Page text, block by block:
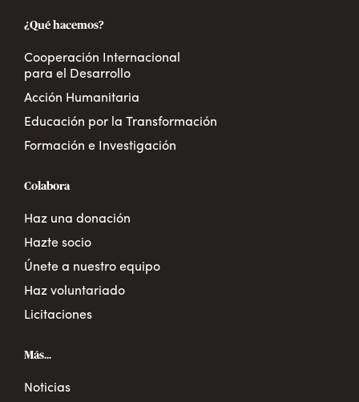
¿Qué hacemos?
Cooperación Internacional
para el Desarrollo
Acción Humanitaria
Educación por la Transformación
Formación e Investigación
Colabora
Haz una donación
Hazte socio
Únete a nuestro equipo
Haz voluntariado
Licitaciones
Más...
Noticias